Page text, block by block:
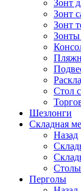
Зонт
Зонт
Зонт
Зонты
Стол
Шезлонги
Складная
Назад
Перголы